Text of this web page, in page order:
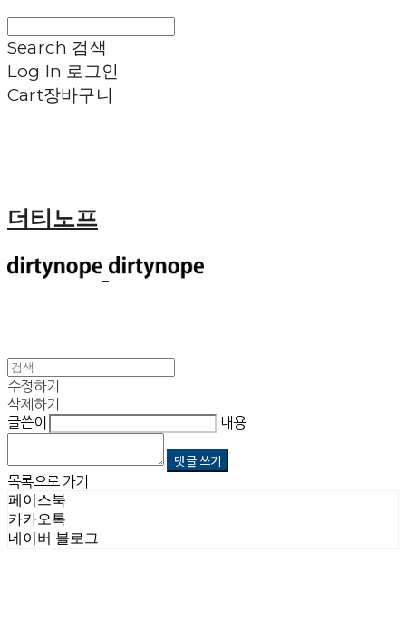
Search 검색
Log In 로그인
Cart장바구니
더티노프
수정하기
삭제하기
글쓴이
내용
댓글 쓰기
목록으로 가기
페이스북
카카오톡
네이버 블로그